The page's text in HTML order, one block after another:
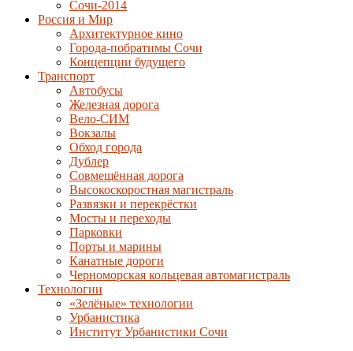
Сочи-2014
Россия и Мир
Архитектурное кино
Города-побратимы Сочи
Концепции будущего
Транспорт
Автобусы
Железная дорога
Вело-СИМ
Вокзалы
Обход города
Дублер
Совмещённая дорога
Высокоскоростная магистраль
Развязки и перекрёстки
Мосты и переходы
Парковки
Порты и марины
Канатные дороги
Черноморская кольцевая автомагистраль
Технологии
«Зелёные» технологии
Урбанистика
Институт Урбанистики Сочи